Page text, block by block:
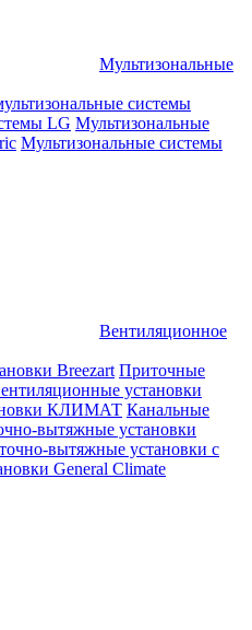
Мультизональные
системы
LG Мультизональные
Мультизональные системы
Вентиляционное
Breezart Приточные
установки
КЛИМАТ Канальные
вытяжные установки
вытяжные установки с
General Climate